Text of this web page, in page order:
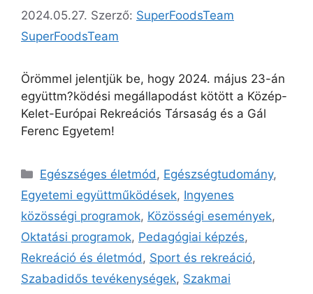
2024.05.27. Szerző: SuperFoodsTeam
SuperFoodsTeam
Örömmel jelentjük be, hogy 2024. május 23-án
együttm?ködési megállapodást kötött a Közép-
Kelet-Európai Rekreációs Társaság és a Gál
Ferenc Egyetem!
Egészséges életmód , Egészségtudomány,
Egyetemi együttműködések, Ingyenes
közösségi programok, Közösségi események,
Oktatási programok, Pedagógiai képzés,
Rekreáció és életmód , Sport és rekreáció,
Szabadidős tevékenységek, Szakmai